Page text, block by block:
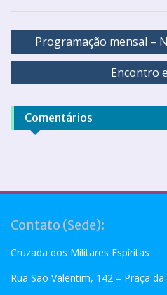
Programação mensal –
Encontro
Comentários
Contato (Sede):
Cruzada dos Militares Espíritas
Rua São Valentim, 142 – Praça